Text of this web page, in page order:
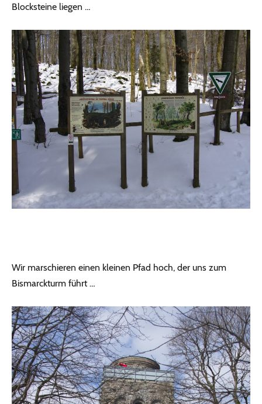
Blocksteine liegen …
Wir marschieren einen kleinen Pfad hoch, der uns zum
Bismarckturm führt …